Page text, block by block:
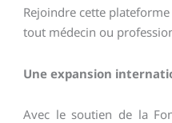
Rejoindre cette
tout médecin ou
Une expansion
Avec le soutien de la